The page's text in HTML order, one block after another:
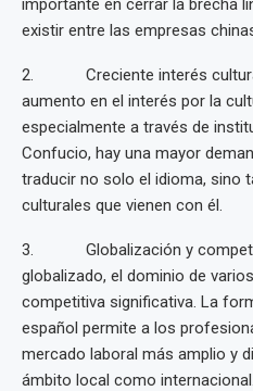
importante en cerrar la brecha
existir entre las empresas
2. Creciente interés cultural
aumento en el interés por la
especialmente a través de
Confucio, hay una mayor
traducir no solo el idioma, sino
culturales que vienen con él.
3. Globalización y
globalizado, el dominio de
competitiva significativa. La
español permite a los
mercado laboral más amplio y
ámbito local como internacional.